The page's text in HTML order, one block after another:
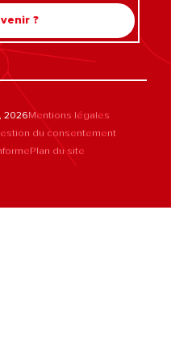
?
2026Mentions légales
du consentement
Plan du site